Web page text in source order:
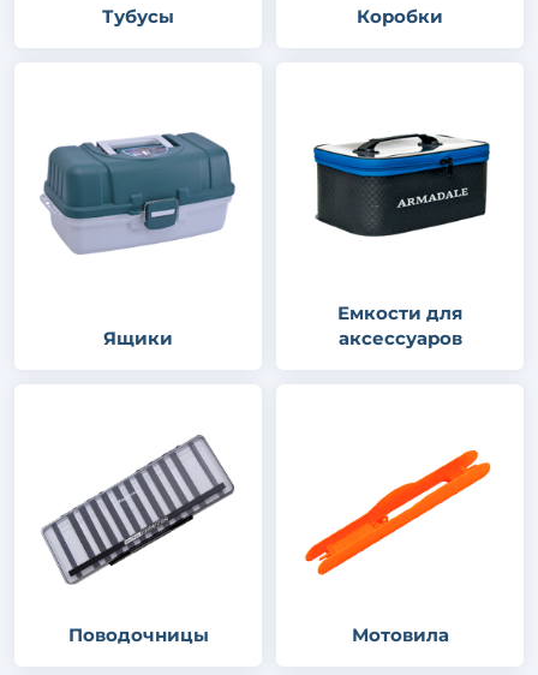
Тубусы Коробки
Ящики
Емкости для
аксессуаров
Поводочницы Мотовила